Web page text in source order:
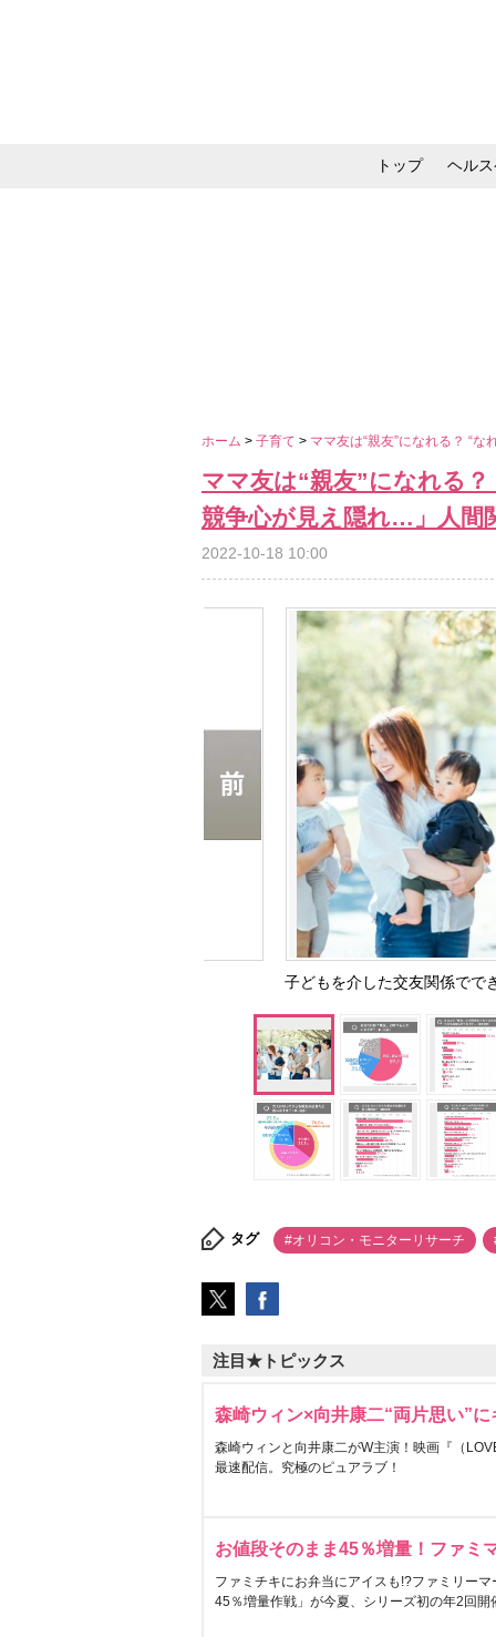
トップ ヘル
ホーム > 子育て > ママ友は“親友”になれる？ “
ママ友は“親友”になれる
競争心が見え隠れ…」人間
2022-10-18 10:00
子どもを介した交友関係でで
タグ #オリコン・モニターリサーチ
注目★トピックス
森崎ウィン×向井康二“両片思い”
森崎ウィンと向井康二がW主演！映画『（
最速配信。究極のピュアラブ！
お値段そのまま45％増量！ファミ
ファミチキにお弁当にアイスも!?ファミリー
45％増量作戦」が今夏、シリーズ初の年2回開